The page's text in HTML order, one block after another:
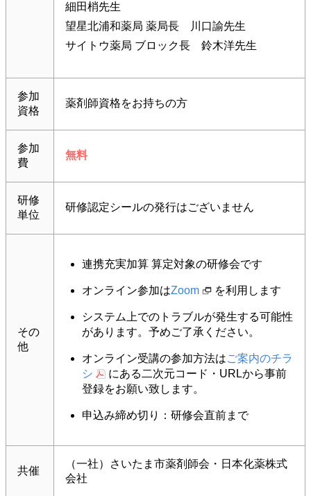
細田梢先生
望星北浦和薬局 薬局長 川口諭先生
サイトウ薬局 ブロック長 鈴木洋先生
参加
資格
薬剤師資格をお持ちの方
参加
費
無料
研修
単位
研修認定シールの発行はございません
その
他
連携充実加算 算定対象の研修会です
オンライン参加はZoom を利用します
システム上でのトラブルが発生する可能性
があります。予めご了承ください。
オンライン受講の参加方法はご案内のチラ
シ
にある二次元コード・URLから事前
登録をお願い致します。
申込み締め切り：研修会直前まで
共催
（一社）さいたま市薬剤師会・日本化薬株式
会社